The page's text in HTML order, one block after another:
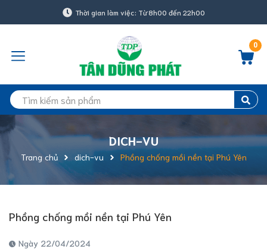
Thời gian làm việc: Từ 8h00 đến 22h00
0
DICH-VU
Trang chủ dich-vu Phồng chống mồi nền tại Phú Yên
Phồng chống mồi nền tại Phú Yên
Ngày 22/04/2024